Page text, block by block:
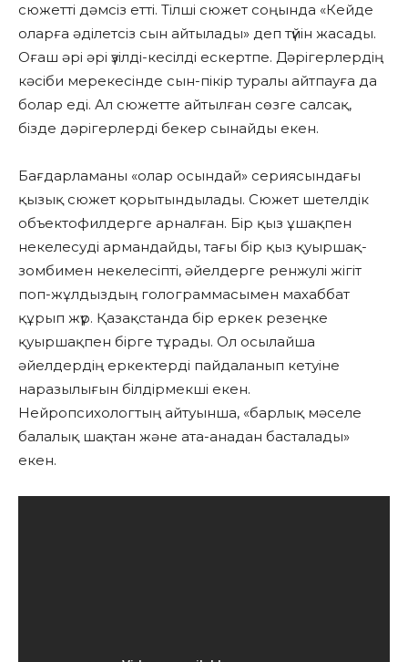
сюжетті дәмсіз етті. Тілші сюжет соңында «Кейде
оларға әділетсіз сын айтылады» деп түйін жасады.
Оғаш әрі әрі үзілді-кесілді ескертпе. Дәрігерлердің
кәсіби мерекесінде сын-пікір туралы айтпауға да
болар еді. Ал сюжетте айтылған сөзге салсақ,
бізде дәрігерлерді бекер сынайды екен.
Бағдарламаны «олар осындай» сериясындағы
қызық сюжет қорытындылады. Сюжет шетелдік
объектофилдерге арналған. Бір қыз ұшақпен
некелесуді армандайды, тағы бір қыз қуыршақ-
зомбимен некелесіпті, әйелдерге ренжулі жігіт
поп-жұлдыздың голограммасымен махаббат
құрып жүр. Қазақстанда бір еркек резеңке
қуыршақпен бірге тұрады. Ол осылайша
әйелдердің еркектерді пайдаланып кетуіне
наразылығын білдірмекші екен.
Нейропсихологтың айтуынша, «барлық мәселе
балалық шақтан және ата-анадан басталады»
екен.